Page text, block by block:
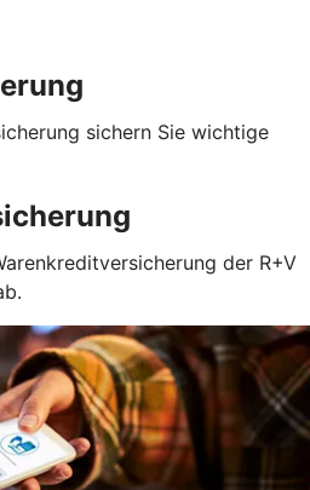
sichern Sie wichtige
der R+V